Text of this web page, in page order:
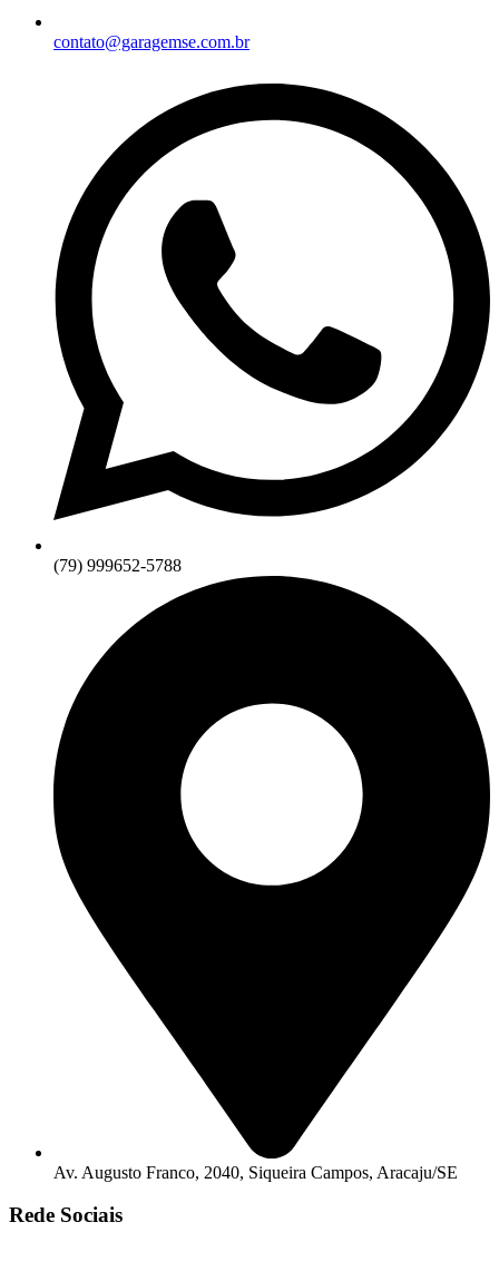
contato@garagemse.com.br
(79) 999652-5788
Av. Augusto Franco, 2040, Siqueira Campos, Aracaju/SE
Rede Sociais